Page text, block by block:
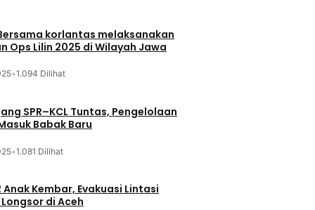
korlantas melaksanakan
Ops Lilin 2025 di Wilayah Jawa
•1.094 Dilihat
SPR–KCL Tuntas, Pengelolaan
Babak Baru
•1.081 Dilihat
Anak Kembar, Evakuasi Lintasi
di Aceh